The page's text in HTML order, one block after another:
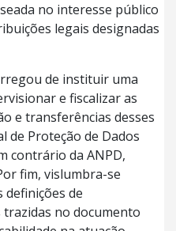
no interesse público
legais designadas
de instituir uma
e fiscalizar as
e transferências desses
de Proteção de Dados
contrário da ANPD,
fim, vislumbra-se
de
no documento